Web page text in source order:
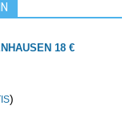
18 €
)